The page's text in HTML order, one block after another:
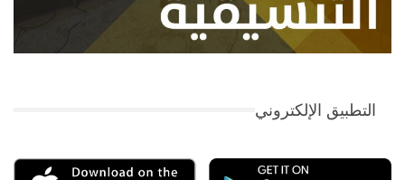
التطبيق الإلكتروني